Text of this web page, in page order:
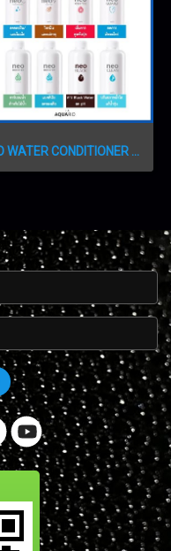
NEO WATER CONDITIONER น้ำยาสำหรับปรับสภาพน้ำ